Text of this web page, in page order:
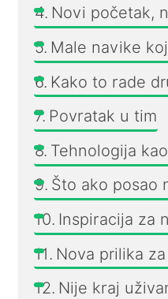
Novi početak,
Male navike
Kako to rade
Povratak u tim
Tehnologija
Što ako posao
Inspiracija za
Nova prilika
Nije kraj